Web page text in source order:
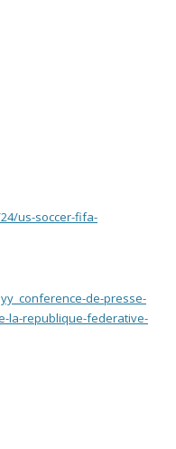
us-soccer-fifa-
de-presse-
la-republique-federative-